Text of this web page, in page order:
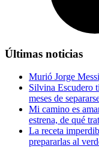
Últimas noticias
Murió Jorge
Silvina Escudero
meses de
Mi camino es
estrena, de qué
La receta
prepararlas al